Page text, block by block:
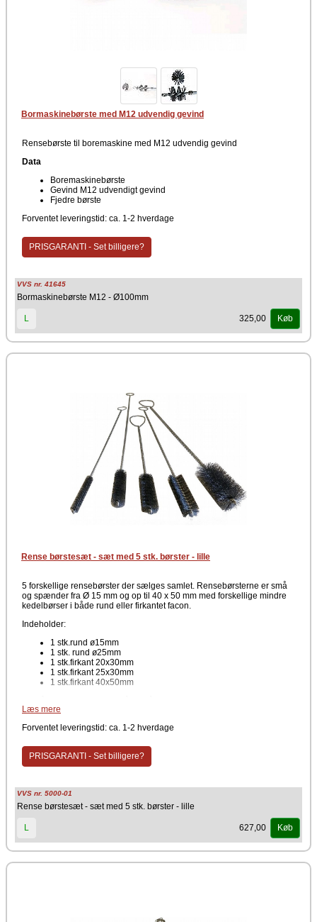
Bormaskinebørste med M12 udvendig gevind
Rensebørste til boremaskine med M12 udvendig gevind
Data
Boremaskinebørste
Gevind M12 udvendigt gevind
Fjedre børste
Forventet leveringstid: ca. 1-2 hverdage
PRISGARANTI - Set billigere?
VVS nr. 41645
Bormaskinebørste M12 - Ø100mm
L 325,00 Køb
Rense børstesæt - sæt med 5 stk. børster - lille
5 forskellige rensebørster der sælges samlet. Rensebørsterne er små
og spænder fra Ø 15 mm og op til 40 x 50 mm med forskellige mindre
kedelbørser i både rund eller firkantet facon.
Indeholder:
1 stk.rund ø15mm
1 stk. rund ø25mm
1 stk.firkant 20x30mm
1 stk.firkant 25x30mm
1 stk.firkant 40x50mm
til rensning af mindre rør.
Læs mere
Forventet leveringstid: ca. 1-2 hverdage
PRISGARANTI - Set billigere?
VVS nr. 5000-01
Rense børstesæt - sæt med 5 stk. børster - lille
L 627,00 Køb